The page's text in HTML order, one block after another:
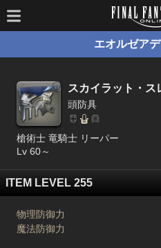
エオルゼア
スカイラット・ス
頭防具
槍術士 竜騎士 リーパー
Lv 60～
ITEM LEVEL 255
物理防御力
魔法防御力